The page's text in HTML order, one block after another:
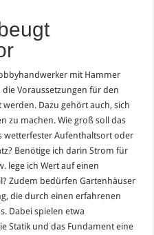
mit Hammer
die Voraussetzungen für den
Dazu gehört auch, sich
zu machen. Wie groß soll das
wetterfester Aufenthaltsort oder
Benötige ich darin Strom für
lege ich Wert auf einen
Zudem bedürfen Gartenhäuser
die durch einen erfahrenen
Dabei spielen etwa
Statik und das Fundament eine